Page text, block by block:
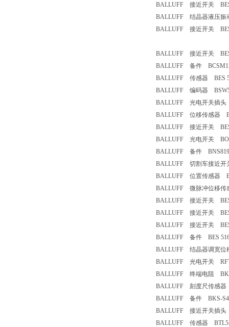
BALLUFF 接近开关
BALLUFF 结晶器液压振
BALLUFF 接近开关 BES
BALLUFF 接近开关 BES
BALLUFF 备件
BALLUFF 传感器 BES
BALLUFF 编码器
BALLUFF 光电开关插
BALLUFF 位移传感器
BALLUFF 接近开关 BES
BALLUFF 光电开关
BALLUFF 备件 BNS819-
BALLUFF 切割车接近开
BALLUFF 位置传感器
BALLUFF 微脉冲位移传
BALLUFF 接近开关
BALLUFF 接近开关
BALLUFF 接近开关
BALLUFF 备件 BES 516-
BALLUFF 结晶器调宽位
BALLUFF 光电开关
BALLUFF 终端电阻
BALLUFF 刻度尺传感器
BALLUFF 备件 BKS-
BALLUFF 接近开关插头
BALLUFF 传感器 BTL5-